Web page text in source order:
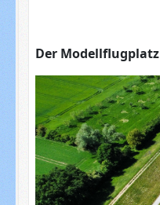
Der Modellflugplatz